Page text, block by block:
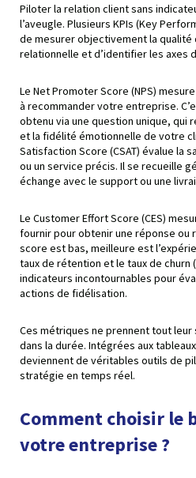
Piloter la relation client sans
l’aveugle. Plusieurs KPIs (Key
de mesurer objectivement la
relationnelle et d’identifier les axes
Le Net Promoter Score (NPS)
à recommander votre entreprise.
obtenu via une question unique, qui
et la fidélité émotionnelle de votre
Satisfaction Score (CSAT) évalue la
ou un service précis. Il se recueille
échange avec le support ou une
Le Customer Effort Score (CES)
fournir pour obtenir une réponse ou
score est bas, meilleure est
taux de rétention et le taux de churn
indicateurs incontournables pour
actions de fidélisation.
Ces métriques ne prennent tout
dans la durée. Intégrées aux
deviennent de véritables outils de
stratégie en temps réel.
Comment choisir le
votre entreprise ?